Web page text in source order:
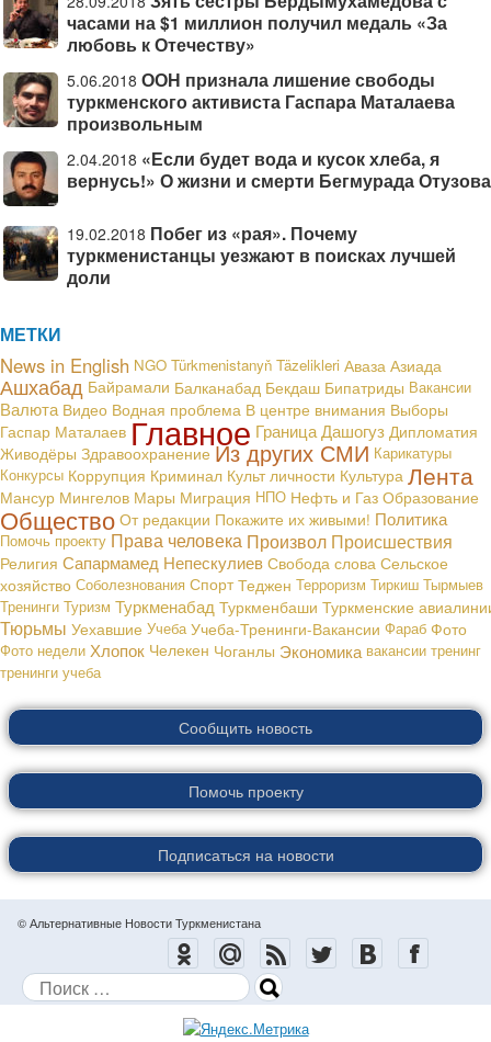
часами на $1 миллион получил медаль «За
любовь к Отечеству»
5.06.2018 ООН признала лишение свободы
туркменского активиста Гаспара Маталаева
произвольным
2.04.2018 «Если будет вода и кусок хлеба, я
вернусь!» О жизни и смерти Бегмурада Отузова
19.02.2018 Побег из «рая». Почему
туркменистанцы уезжают в поисках лучшей
доли
МЕТКИ
News in English NGO Türkmenistanyň Täzelikleri Аваза Азиада
Ашхабад Байрамали Балканабад Бекдаш Бипатриды Вакансии
Валюта Видео Водная проблема В центре внимания Выборы
Гаспар Маталаев Главное ГраницаДашогуз Дипломатия
Живодёры Здравоохранение Из других СМИ Карикатуры
Конкурсы Коррупция Криминал Культ личности Культура Лента
Мансур Мингелов Мары Миграция НПО Нефть и Газ Образование
Общество От редакции Покажите их живыми! Политика
Помочь проекту Права человека Произвол Происшествия
Религия Сапармамед Непескулиев Свобода слова Сельское
хозяйство Соболезнования Спорт Теджен Терроризм Тиркиш Тырмыев
Тренинги Туризм Туркменабад Туркменбаши Туркменские
Тюрьмы Уехавшие Учеба Учеба-Тренинги-Вакансии Фараб Фото
Фото недели Хлопок Челекен Чоганлы Экономика вакансии тренинг
тренинги учеба
Сообщить новость
Помочь проекту
Подписаться на новости
© Альтернативные Новости Туркменистана
Поиск